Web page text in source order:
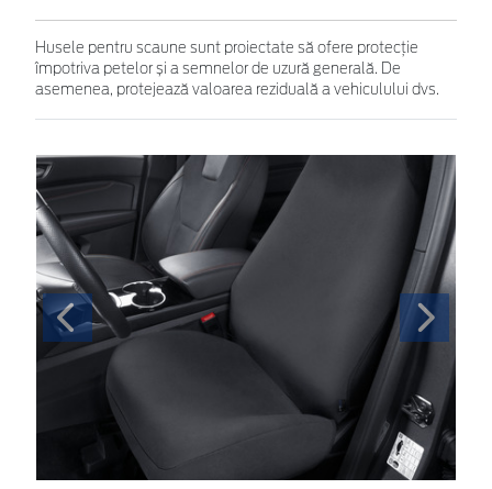
Husele pentru scaune sunt proiectate să ofere protecție
împotriva petelor și a semnelor de uzură generală. De
asemenea, protejează valoarea reziduală a vehiculului dvs.